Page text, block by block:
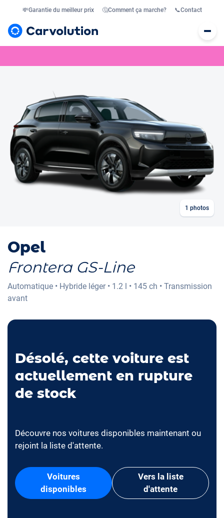
💸Garantie du meilleur prix 🤔Comment ça marche? 📞Contact
1 photos
Opel
Frontera GS-Line
Automatique • Hybride léger • 1.2 l • 145 ch • Transmission
avant
Désolé, cette voiture est
actuellement en rupture
de stock
Découvre nos voitures disponibles maintenant ou
rejoint la liste d'attente.
Voitures
disponibles
Vers la liste
d'attente